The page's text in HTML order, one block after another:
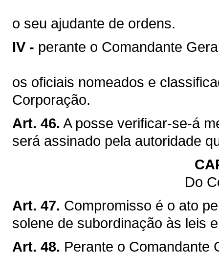
o seu ajudante de ordens.
IV - perante o Comandante
os oficiais nomeados e
Corporação.
Art. 46. A posse verificar-se-á
será assinado pela autoridade
Do
Art. 47. Compromisso é o ato
solene de subordinação às leis
Art. 48. Perante o Comandante